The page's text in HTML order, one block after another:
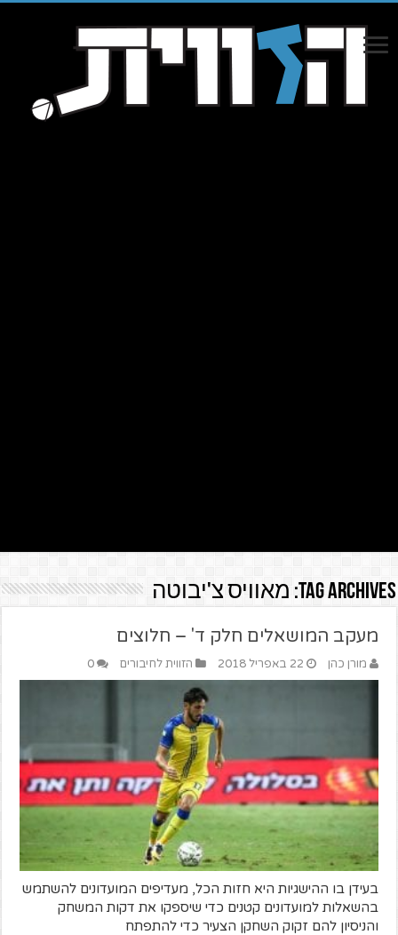
Tag Archives: מאוויס צ'יבוטה
מעקב המושאלים חלק ד' – חלוצים
מורן כהן 22 באפריל 2018 הזווית לחיבורים 0
בעידן בו ההישגיות היא חזות הכל, מעדיפים המועדונים להשתמש
בהשאלות למועדונים קטנים כדי שיספקו את דקות המשחק
והניסיון להם זקוק השחקן הצעיר כדי להתפתח